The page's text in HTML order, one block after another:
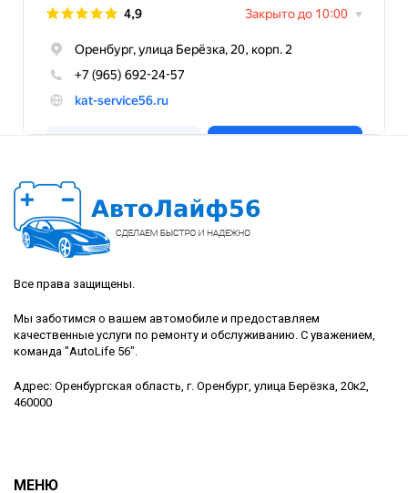
Все права защищены.
Мы заботимся о вашем автомобиле и предоставляем
качественные услуги по ремонту и обслуживанию. С уважением,
команда "AutoLife 56".
Адрес: Оренбургская область, г. Оренбург, улица Берёзка, 20к2,
460000
МЕНЮ